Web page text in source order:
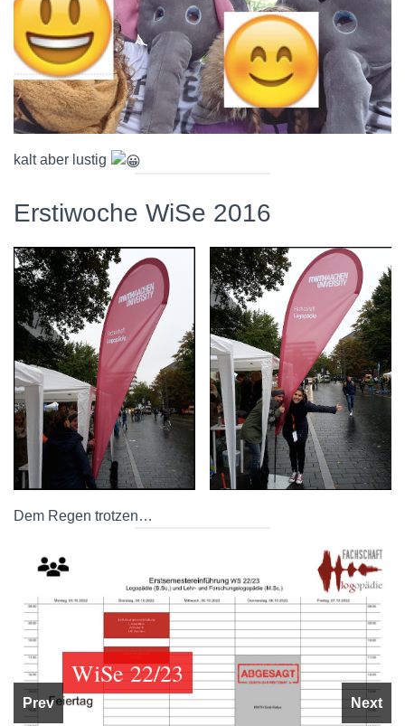
kalt aber lustig
Erstiwoche WiSe 2016
Dem Regen trotzen…
WiSe 22/23
Prev Next